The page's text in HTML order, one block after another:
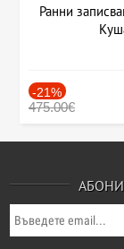
Ранни
-21%
475.00€